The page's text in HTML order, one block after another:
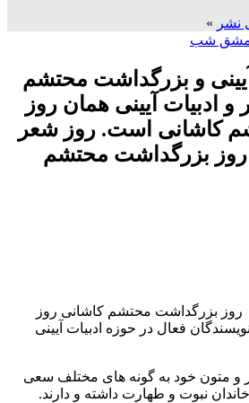
نشر »
مشق شب
و بزرگداشت محتشم
ادبیات آیینی همان روز
کاشانی است. روز شعر
روز بزرگداشت محتشم
روز بزرگداشت محتشم کاشانی روز
فعال در حوزه ادبیات آیینی
و متون خود به گونه های مختلف سعی
نبوت و طهارت داشته و دارند.